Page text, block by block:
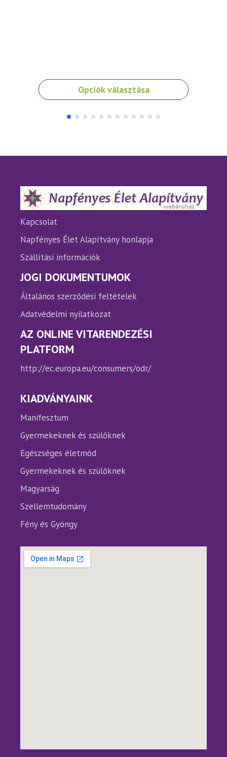
Opciók választása
Ennek
a
A
termékoldalon
választhatók
ki
A
ki
Kapcsolat
Napfényes Élet Alapítvány honlapja
Szállítási információk
JOGI DOKUMENTUMOK
Általános szerződési feltételek
Adatvédelmi nyilatkozat
AZ ONLINE VITARENDEZÉSI
PLATFORM
http://ec.europa.eu/consumers/odr/
KIADVÁNYAINK
Manifesztum
Gyermekeknek és szülőknek
Egészséges életmód
Gyermekeknek és szülőknek
Magyarság
Szellemtudomány
Fény és Gyöngy